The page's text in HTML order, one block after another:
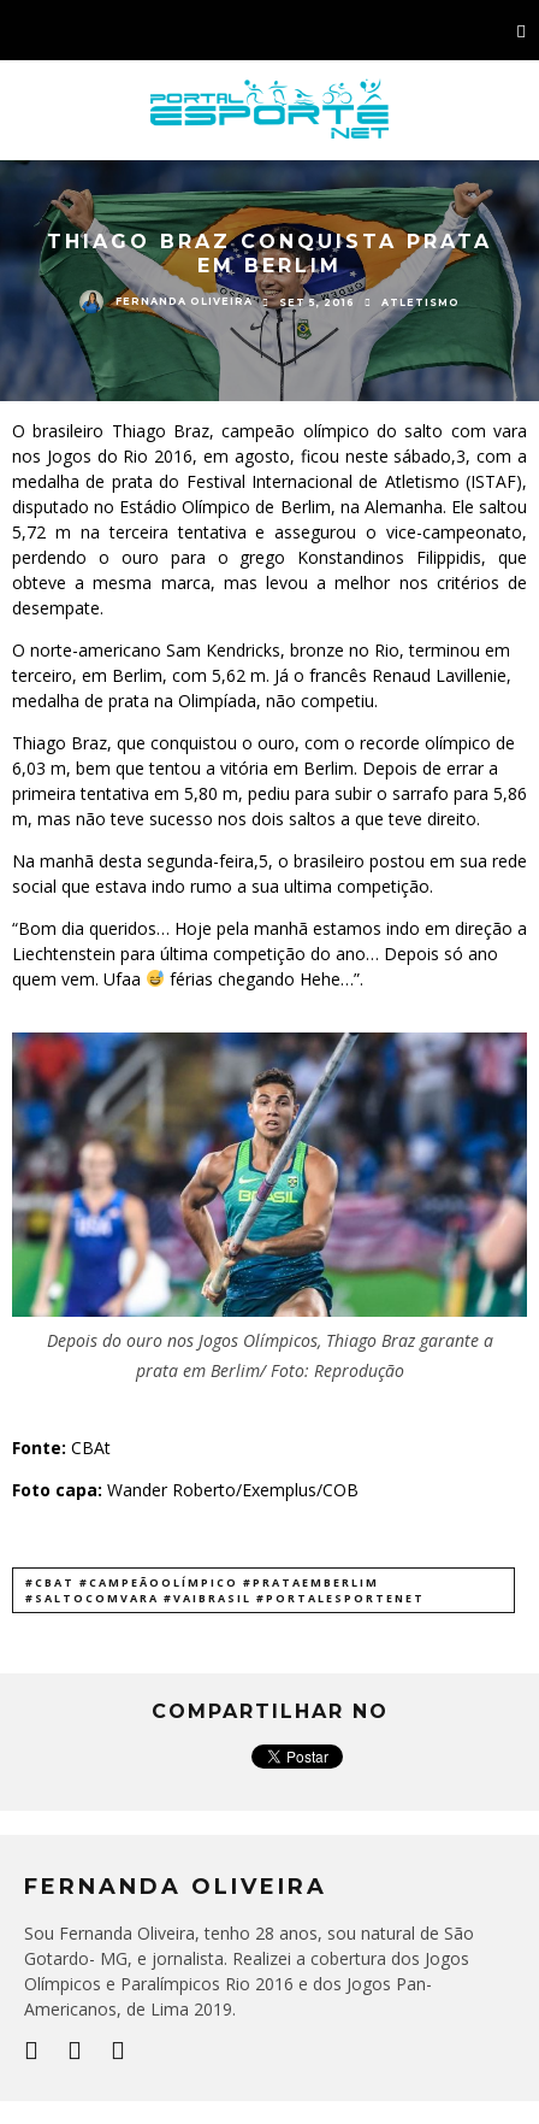
THIAGO BRAZ CONQUISTA PRATA
EM BERLIM
FERNANDA OLIVEIRA SET 5, 2016 ATLETISMO
O brasileiro Thiago Braz, campeão olímpico do salto com vara
nos Jogos do Rio 2016, em agosto, ficou neste sábado,3, com a
medalha de prata do Festival Internacional de Atletismo (ISTAF),
disputado no Estádio Olímpico de Berlim, na Alemanha. Ele saltou
5,72 m na terceira tentativa e assegurou o vice-campeonato,
perdendo o ouro para o grego Konstandinos Filippidis, que
obteve a mesma marca, mas levou a melhor nos critérios de
desempate.
O norte-americano Sam Kendricks, bronze no Rio, terminou em
terceiro, em Berlim, com 5,62 m. Já o francês Renaud Lavillenie,
medalha de prata na Olimpíada, não competiu.
Thiago Braz, que conquistou o ouro, com o recorde olímpico de
6,03 m, bem que tentou a vitória em Berlim. Depois de errar a
primeira tentativa em 5,80 m, pediu para subir o sarrafo para 5,86
m, mas não teve sucesso nos dois saltos a que teve direito.
Na manhã desta segunda-feira,5, o brasileiro postou em sua rede
social que estava indo rumo a sua ultima competição.
“Bom dia queridos… Hoje pela manhã estamos indo em direção a
Liechtenstein para última competição do ano… Depois só ano
quem vem. Ufaa férias chegando Hehe…”.
Depois do ouro nos Jogos Olímpicos, Thiago Braz garante a
prata em Berlim/ Foto: Reprodução
Fonte: CBAt
Foto capa: Wander Roberto/Exemplus/COB
#CBAT #CAMPEÃOOLÍMPICO #PRATAEMBERLIM
#SALTOCOMVARA #VAIBRASIL #PORTALESPORTENET
COMPARTILHAR NO
FERNANDA OLIVEIRA
Sou Fernanda Oliveira, tenho 28 anos, sou natural de São
Gotardo- MG, e jornalista. Realizei a cobertura dos Jogos
Olímpicos e Paralímpicos Rio 2016 e dos Jogos Pan-
Americanos, de Lima 2019.